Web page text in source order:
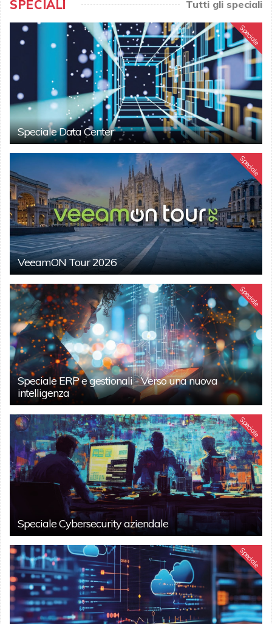
SPECIALI Tutti gli speciali
Speciale
Speciale Data Center
Speciale
VeeamON Tour 2026
Speciale
Speciale ERP e gestionali - Verso una nuova
intelligenza
Speciale
Speciale Cybersecurity aziendale
Speciale